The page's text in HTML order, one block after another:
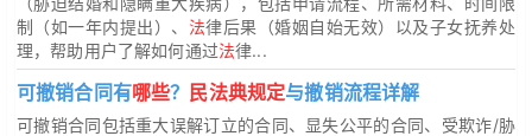
制（如一年内提出）、 法律后果（婚姻自始无效）以及子女抚养处
理，帮助用户了解如何通过法律...
可撤销合同有哪些？ 民法典规定与撤销流程详解
可撤销合同包括重大误解订立的合同、显失公平的合同、受欺诈/胁